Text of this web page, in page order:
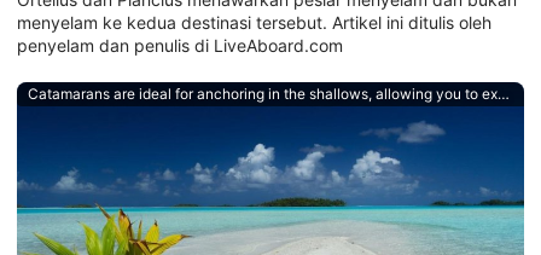
menyelam ke kedua destinasi tersebut. Artikel ini ditulis oleh
penyelam dan penulis di LiveAboard.com
Catamarans are ideal for anchoring in the shallows, allowing you to explore untouched islands and atolls